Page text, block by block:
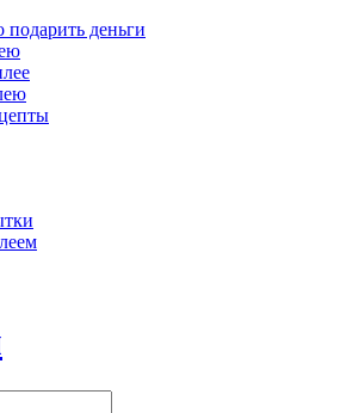
деньги